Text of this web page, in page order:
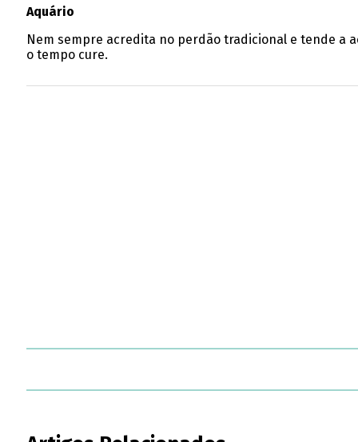
Aquário
Nem sempre acredita no perdão tradicional e tende a
o tempo cure.